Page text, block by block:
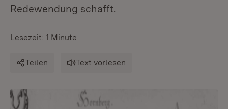
Redewendung schafft.
Lesezeit: 1 Minute
Teilen Text vorlesen